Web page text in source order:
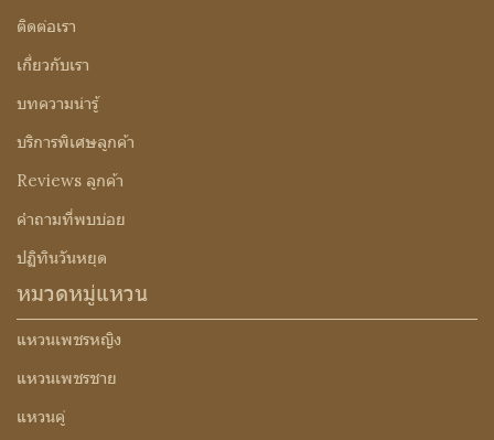
ติดต่อเรา
เกี่ยวกับเรา
บทความน่ารู้
บริการพิเศษลูกค้า
Reviews ลูกค้า
คำถามที่พบบ่อย
ปฏิทินวันหยุด
หมวดหมู่แหวน
แหวนเพชรหญิง
แหวนเพชรชาย
แหวนคู่